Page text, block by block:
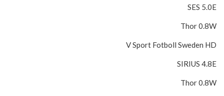
SES 5.0E
Thor 0.8W
V Sport Fotboll Sweden HD
SIRIUS 4.8E
Thor 0.8W